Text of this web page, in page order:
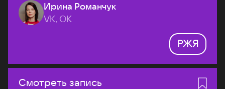
Ирина Романчук
VK, ОК
РЖЯ
Смотреть запись